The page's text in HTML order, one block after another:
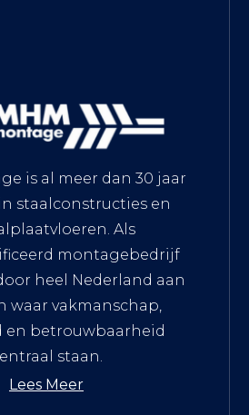
is al meer dan 30 jaar
staalconstructies en
Als
montagebedrijf
heel Nederland aan
waar vakmanschap,
en betrouwbaarheid
staan.
Lees Meer